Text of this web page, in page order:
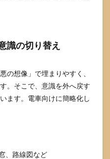
識の切り替え
の想像」で埋まりやすく、
。そこで、意識を外へ戻す
ます。電車向けに簡略化し
、路線図など